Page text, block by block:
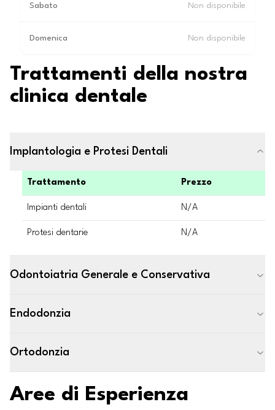
Sabato Non disponibile
Domenica Non disponibile
Trattamenti della nostra
clinica dentale
Implantologia e Protesi Dentali
Trattamento Prezzo
Impianti dentali N/A
Protesi dentarie N/A
Odontoiatria Generale e Conservativa
Endodonzia
Ortodonzia
Aree di Esperienza